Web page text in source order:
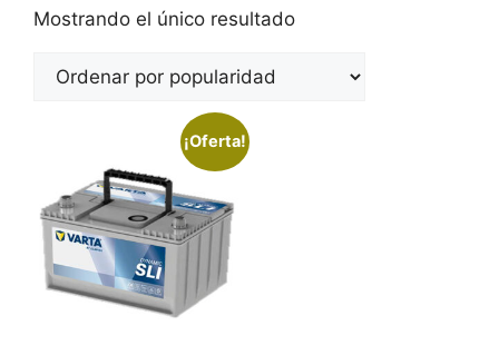
Mostrando el único resultado
¡Oferta!